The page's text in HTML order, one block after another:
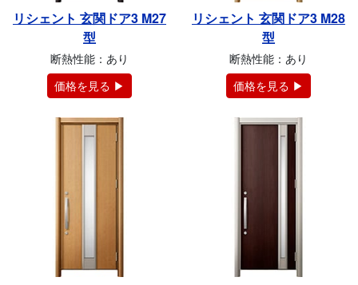
リシェント 玄関ドア3 M27
型
断熱性能：あり
価格を見る ▶
リシェント 玄関ドア3 M28
型
断熱性能：あり
価格を見る ▶